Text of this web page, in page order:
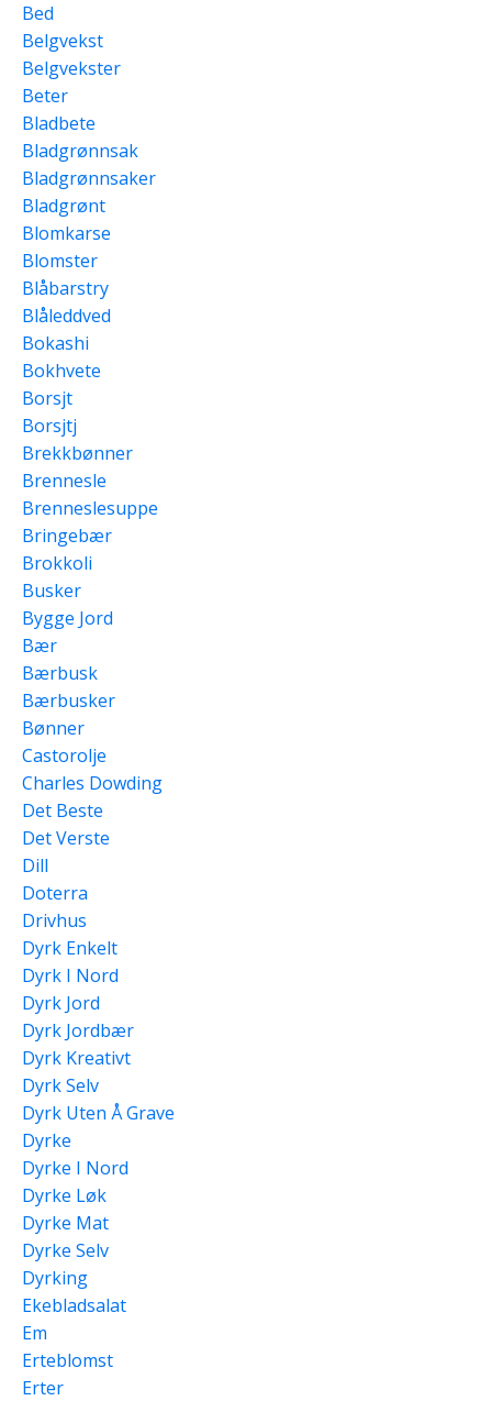
Bed
Belgvekst
Belgvekster
Beter
Bladbete
Bladgrønnsak
Bladgrønnsaker
Bladgrønt
Blomkarse
Blomster
Blåbarstry
Blåleddved
Bokashi
Bokhvete
Borsjt
Borsjtj
Brekkbønner
Brennesle
Brenneslesuppe
Bringebær
Brokkoli
Busker
Bygge Jord
Bær
Bærbusk
Bærbusker
Bønner
Castorolje
Charles Dowding
Det Beste
Det Verste
Dill
Doterra
Drivhus
Dyrk Enkelt
Dyrk I Nord
Dyrk Jord
Dyrk Jordbær
Dyrk Kreativt
Dyrk Selv
Dyrk Uten Å Grave
Dyrke
Dyrke I Nord
Dyrke Løk
Dyrke Mat
Dyrke Selv
Dyrking
Ekebladsalat
Em
Erteblomst
Erter